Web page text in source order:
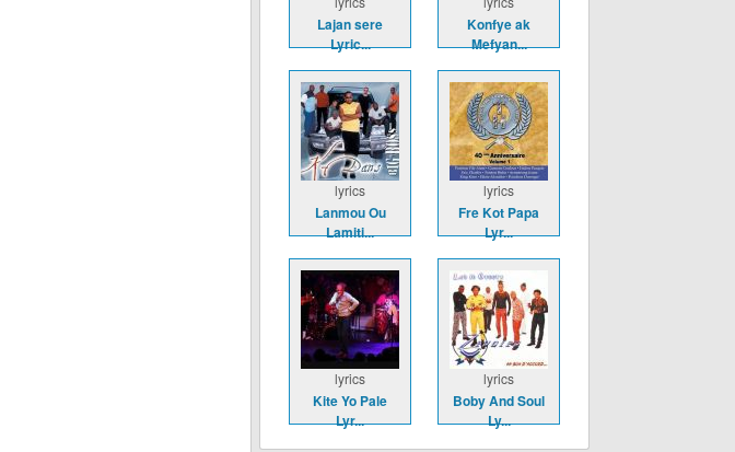
Lajan sere
Lyric...
Konfye ak
Mefyan...
lyrics
Lanmou Ou
Lamiti...
lyrics
Fre Kot Papa
Lyr...
lyrics
Kite Yo Pale
Lyr...
lyrics
Boby And Soul
Ly...